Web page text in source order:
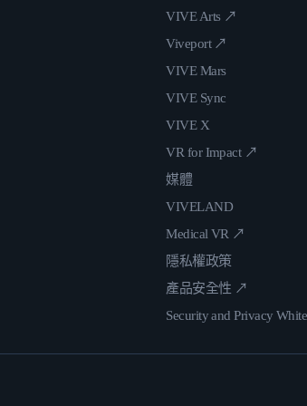
VIVE Arts ↗
Viveport ↗
VIVE Mars
VIVE Sync
VIVE X
VR for Impact ↗
媒體
VIVELAND
Medical VR ↗
隱私權政策
產品安全性 ↗
Security and Privacy